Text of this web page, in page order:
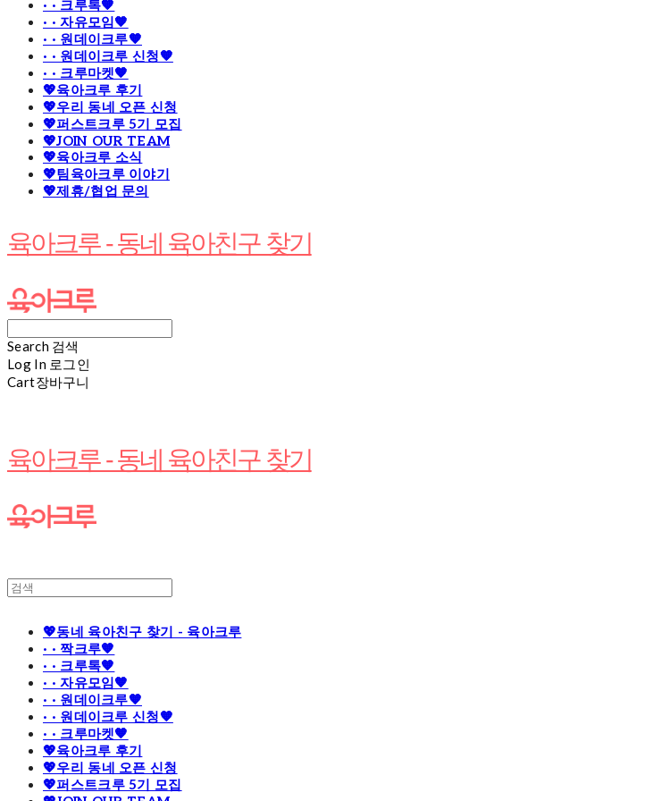
· · 크루톡🧡
· · 자유모임🧡
· · 원데이크루🧡
· · 원데이크루 신청🧡
· · 크루마켓🧡
💖육아크루 후기
💖우리 동네 오픈 신청
💖퍼스트크루 5기 모집
💖JOIN OUR TEAM
💖육아크루 소식
💖팀육아크루 이야기
💖제휴/협업 문의
육아크루 - 동네 육아친구 찾기
Search 검색
Log In 로그인
Cart장바구니
육아크루 - 동네 육아친구 찾기
💖동네 육아친구 찾기 - 육아크루
· · 짝크루🧡
· · 크루톡🧡
· · 자유모임🧡
· · 원데이크루🧡
· · 원데이크루 신청🧡
· · 크루마켓🧡
💖육아크루 후기
💖우리 동네 오픈 신청
💖퍼스트크루 5기 모집